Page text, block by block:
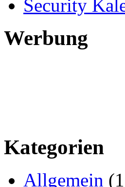
Security
Werbung
Kategorien
Allgemein